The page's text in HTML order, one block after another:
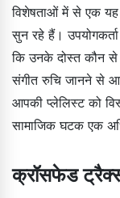
विशेषताओं में से एक
सुन रहे हैं।
कि उनके दोस्त कौन से
संगीत रुचि जानने से
आपकी प्लेलिस्ट को
सामाजिक घटक एक
क्रॉसफेड